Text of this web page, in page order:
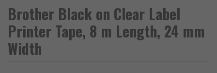
Brother Black on Clear Label
Printer Tape, 8 m Length, 24 mm
Width